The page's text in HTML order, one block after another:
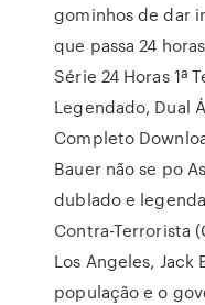
gominhos de dar
que passa 24
Série 24 Horas 1ª
Legendado, Dual
Completo
Bauer não se po
dublado e
Contra-Terrorista
Los Angeles,
população e o